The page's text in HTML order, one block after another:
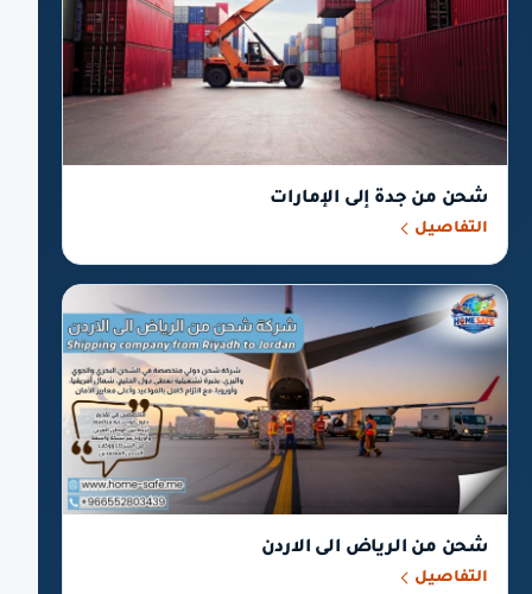
شحن من جدة إلى الإمارات
التفاصيل
شحن من الرياض الى الاردن
التفاصيل